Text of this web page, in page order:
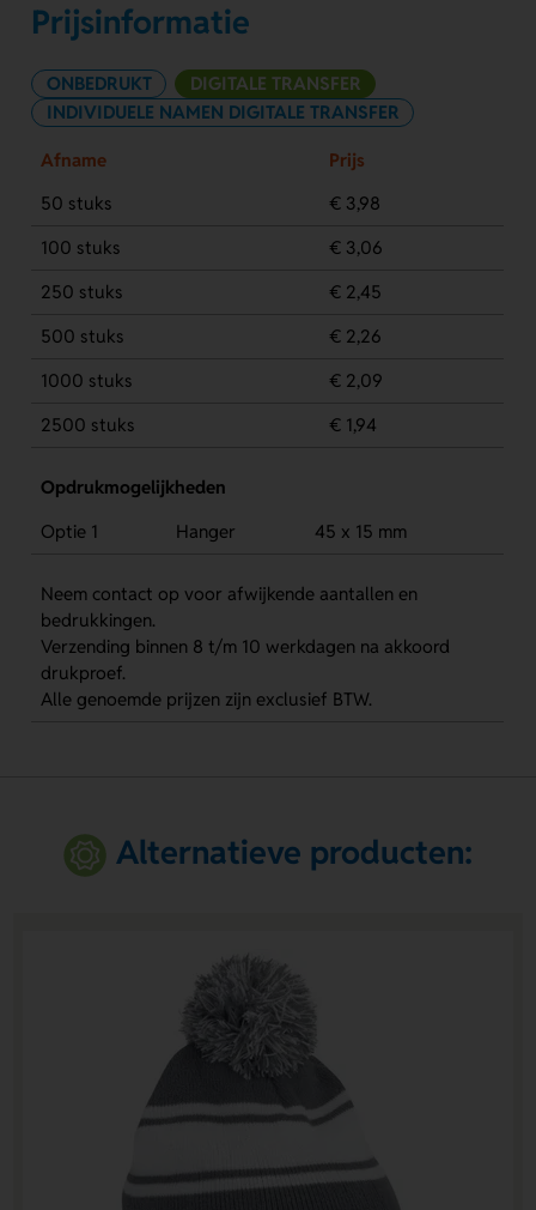
Prijsinformatie
ONBEDRUKT
DIGITALE TRANSFER
INDIVIDUELE NAMEN DIGITALE TRANSFER
Afname
Prijs
50 stuks
€ 3,98
100 stuks
€ 3,06
250 stuks
€ 2,45
500 stuks
€ 2,26
1000 stuks
€ 2,09
2500 stuks
€ 1,94
Opdrukmogelijkheden
Optie 1
Hanger 45 x 15 mm
Neem contact op voor afwijkende aantallen en
bedrukkingen.
Verzending binnen 8 t/m 10 werkdagen na akkoord
drukproef.
Alle genoemde prijzen zijn exclusief BTW.
Alternatieve producten: